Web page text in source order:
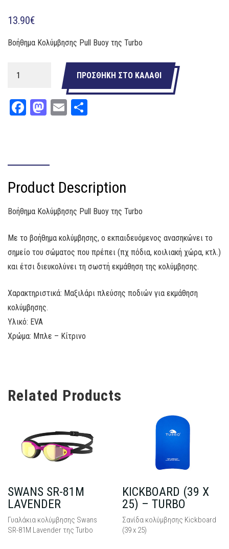
13.90€
Βοήθημα Κολύμβησης Pull Buoy της Turbo
Pull
Buoy
ΠΡΟΣΘΉΚΗ ΣΤΟ ΚΑΛΆΘΙ
Facebook
Mastodon
Email
Product Description
Βοήθημα Κολύμβησης Pull Buoy της Turbo
Με το βοήθημα κολύμβησης, ο εκπαιδευόμενος ανασηκώνει το
σημείο του σώματος που πρέπει (πχ πόδια, κοιλιακή χώρα, κτλ.)
και έτσι διευκολύνει τη σωστή εκμάθηση της κολύμβησης.
Χαρακτηριστικά: Μαξιλάρι πλεύσης ποδιών για εκμάθηση
κολύμβησης.
Υλικό: EVA
Χρώμα: Μπλε – Κίτρινο
Related Products
€
SWANS SR-81M
LAVENDER
34.90€
Γυαλάκια κολύμβησης Swans
SR-81M Lavender της Turbo
KICKBOARD (39 X
25) – TURBO
Σανίδα κολύμβησης Kickboard
(39 x 25)